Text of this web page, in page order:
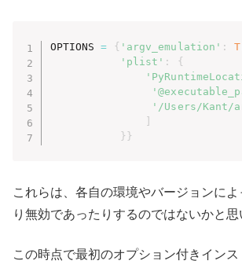
OPTIONS = { 'argv_emulation' :
'plist' :
{
'/Users/Kant/
]
} }
これらは、各自の環境やバージョンに
り無効であったりするのではないかと思
この時点で最初のオプション付きイン